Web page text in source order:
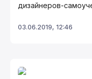
дизайнеров-
03.06.2019, 12:46